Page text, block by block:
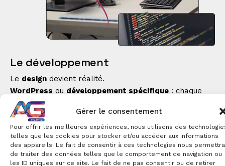
Gérer le consentement
Pour offrir les meilleures expériences, nous utilisons des
telles que les cookies pour stocker et/ou accéder aux informations
des appareils. Le fait de consentir à ces technologies nous permettra
de traiter des données telles que le comportement de navigation ou
les ID uniques sur ce site. Le fait de ne pas consentir ou de retirer
Le développement
Le design devient réalité.
WordPress ou développement spécifique : chaque
ligne decode
maquettes
Le site s’ajuste, respire, s’adapte sur tous les écrans.
Lesperformances sont optimisées, leréférencement
naturel (SEO)travaillé en profondeur, pour un résultat
qui alliebeauté,rapiditéetefficacité.